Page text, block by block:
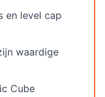
en level cap
waardige
Cube